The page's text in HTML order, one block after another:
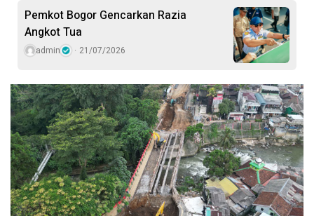
Pemkot Bogor Gencarkan Razia
Angkot Tua
admin 21/07/2026